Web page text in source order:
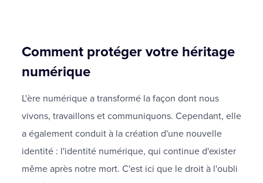
Comment protéger votre héritage
numérique
L'ère numérique a transformé la façon dont nous
vivons, travaillons et communiquons. Cependant, elle
a également conduit à la création d'une nouvelle
identité : l'identité numérique, qui continue d'exister
même après notre mort. C'est ici que le droit à l'oubli